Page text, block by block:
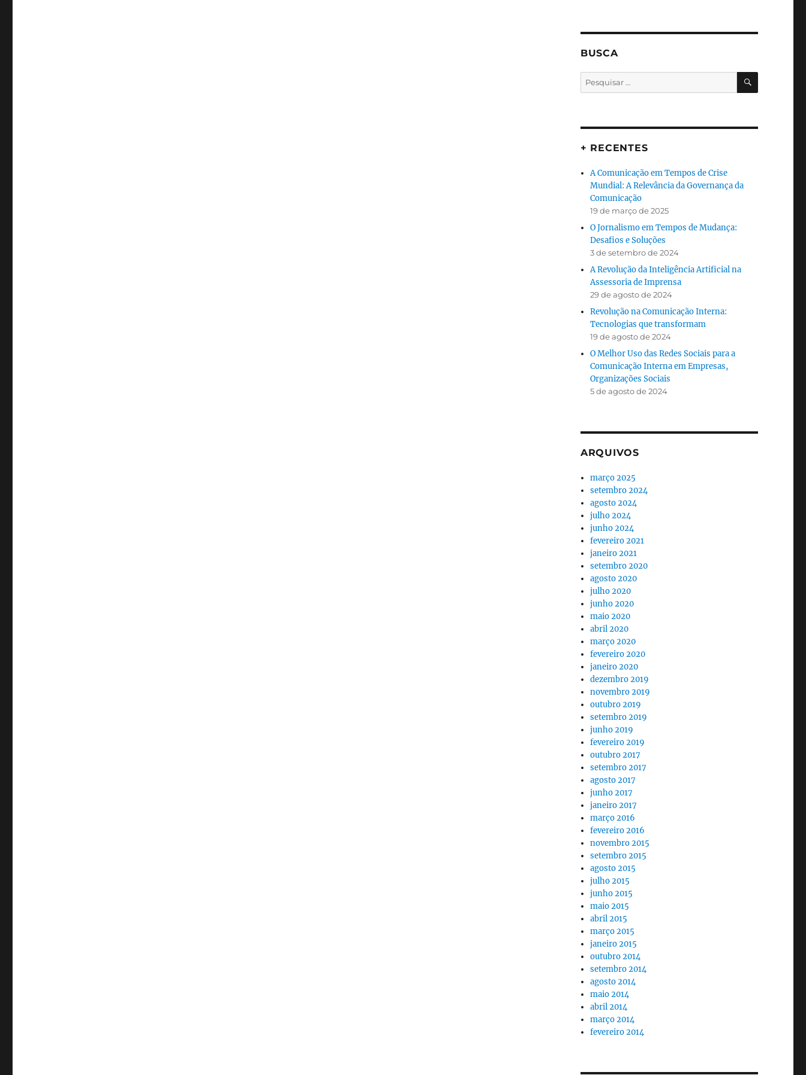
BUSCA
Pesquisar
por:
+ RECENTES
A Comunicação em Tempos de Crise
Mundial: A Relevância da Governança da
Comunicação
19 de março de 2025
O Jornalismo em Tempos de Mudança:
Desafios e Soluções
3 de setembro de 2024
A Revolução da Inteligência Artificial na
Assessoria de Imprensa
29 de agosto de 2024
Revolução na Comunicação Interna:
Tecnologias que transformam
19 de agosto de 2024
O Melhor Uso das Redes Sociais para a
Comunicação Interna em Empresas,
Organizações Sociais
5 de agosto de 2024
ARQUIVOS
março 2025
setembro 2024
agosto 2024
julho 2024
junho 2024
fevereiro 2021
janeiro 2021
setembro 2020
agosto 2020
julho 2020
junho 2020
maio 2020
abril 2020
março 2020
fevereiro 2020
janeiro 2020
dezembro 2019
novembro 2019
outubro 2019
setembro 2019
junho 2019
fevereiro 2019
outubro 2017
setembro 2017
agosto 2017
junho 2017
janeiro 2017
março 2016
fevereiro 2016
novembro 2015
setembro 2015
agosto 2015
julho 2015
junho 2015
maio 2015
abril 2015
março 2015
janeiro 2015
outubro 2014
setembro 2014
agosto 2014
maio 2014
abril 2014
março 2014
fevereiro 2014